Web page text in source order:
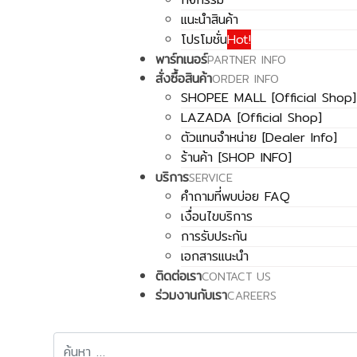
แนะนำสินค้า
โปรโมชั่นHot!
พาร์ทเนอร์PARTNER INFO
สั่งซื้อสินค้าORDER INFO
SHOPEE MALL [Official Shop]
LAZADA [Official Shop]
ตัวแทนจำหน่าย [Dealer Info]
ร้านค้า [SHOP INFO]
บริการSERVICE
คำถามที่พบบ่อย FAQ
เงื่อนไขบริการ
การรับประกัน
เอกสารแนะนำ
ติดต่อเราCONTACT US
ร่วมงานกับเราCAREERS
การค้นหา